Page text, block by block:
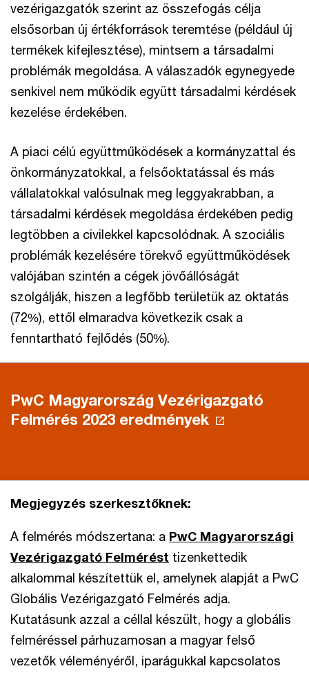
vezérigazgatók szerint az összefogás célja
elsősorban új értékforrások teremtése (például új
termékek kifejlesztése), mintsem a társadalmi
problémák megoldása. A válaszadók egynegyede
senkivel nem működik együtt társadalmi kérdések
kezelése érdekében.
A piaci célú együttműködések a kormányzattal és
önkormányzatokkal, a felsőoktatással és más
vállalatokkal valósulnak meg leggyakrabban, a
társadalmi kérdések megoldása érdekében pedig
legtöbben a civilekkel kapcsolódnak. A szociális
problémák kezelésére törekvő együttműködések
valójában szintén a cégek jövőállóságát
szolgálják, hiszen a legfőbb területük az oktatás
(72%), ettől elmaradva következik csak a
fenntartható fejlődés (50%).
PwC Magyarország Vezérigazgató
Felmérés 2023 eredmények
Megjegyzés szerkesztőknek:
A felmérés módszertana: a PwC Magyarországi
Vezérigazgató Felmérést tizenkettedik
alkalommal készítettük el, amelynek alapját a PwC
Globális Vezérigazgató Felmérés adja.
Kutatásunk azzal a céllal készült, hogy a globális
felméréssel párhuzamosan a magyar felső
vezetők véleményéről, iparágukkal kapcsolatos